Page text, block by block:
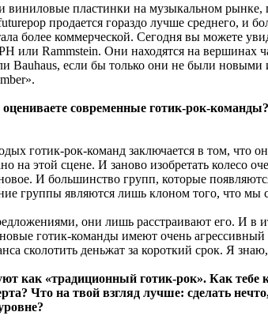
виниловые пластинки на музыкальном
продается гораздо лучше среднего,
более коммерческой. Сегодня вы можете
или Rammstein. Они находятся на
Bauhaus, если бы только они не были
современные готик-рок-
готик-рок-команд заключается в том,
на этой сцене. И заново изобретать
И большинство групп, которые
группы являются лишь клоном того, что мы
они лишь расстраивают его. И в
новые готик-команды имеют очень
сколотить деньжат за короткий срок. Я знаю,
как «традиционный готик-рок». Как
Что на твой взгляд лучше: сделать